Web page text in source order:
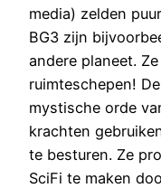
media) zelden
BG3 zijn
andere planeet.
ruimteschepen!
mystische orde
krachten
te besturen. Ze
SciFi te maken